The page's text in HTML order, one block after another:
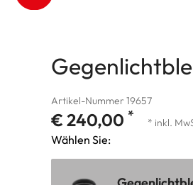
Artikel-Nummer 19657
€ 240,00 * * inkl.
Wählen Sie: